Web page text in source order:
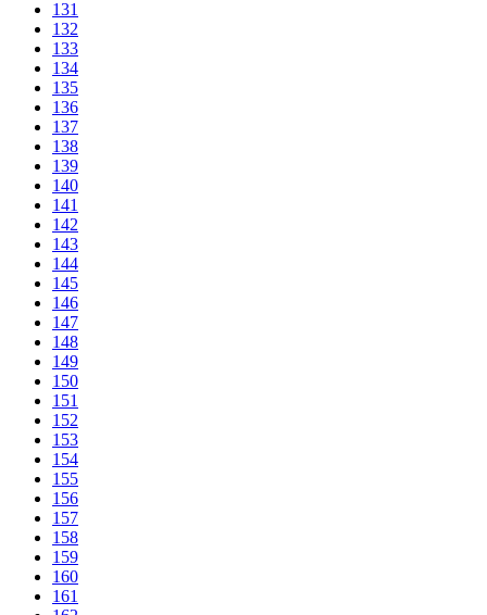
131
132
133
134
135
136
137
138
139
140
141
142
143
144
145
146
147
148
149
150
151
152
153
154
155
156
157
158
159
160
161